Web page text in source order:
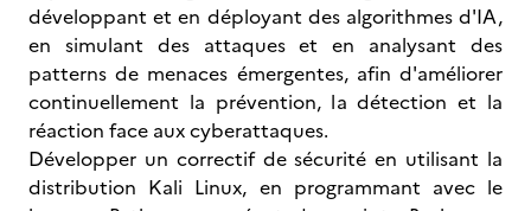
développant et en déployant des algorithmes d'IA,
en simulant des attaques et en analysant des
patterns de menaces émergentes, afin d'améliorer
continuellement la prévention, la détection et la
réaction face aux cyberattaques.
Développer un correctif de sécurité en utilisant la
distribution Kali Linux, en programmant avec le